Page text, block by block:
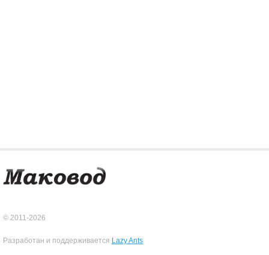
© 2011-2026
Разработан и поддерживается Lazy Ants